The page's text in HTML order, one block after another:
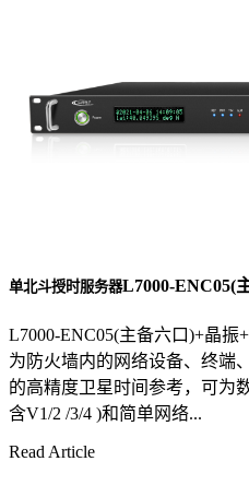
单北斗授时服务器L7000-ENC05(
L7000-ENC05(主备六口)+晶
为防火墙内的网络设备、终端
的高精度卫星时间参考，可为
含V1/2 /3/4 )和简单网络...
Read Article